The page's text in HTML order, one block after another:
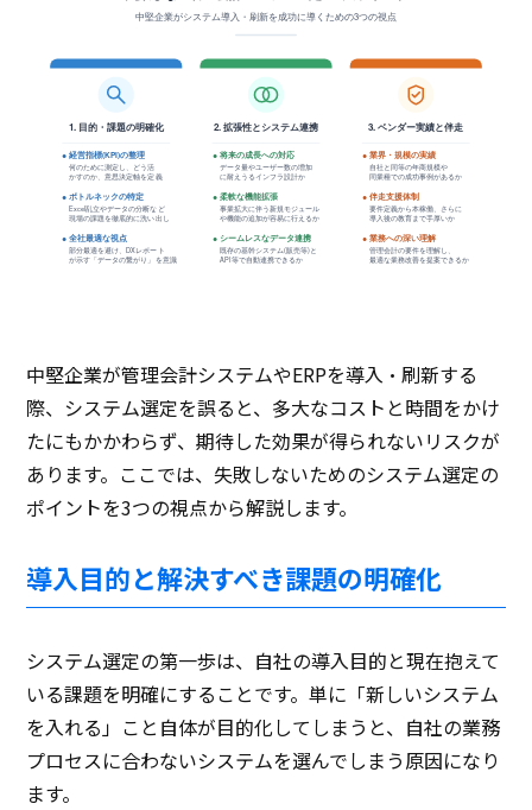
中堅企業がシステム導入・刷新を成功に導くための3つの視点
1. 目的・課題の明確化
● 経営指標(KPI)の整理
何のために測定し、どう活
かすのか、意思決定軸を定義
● ボトルネックの特定
Excel乱立やデータの分断など
現場の課題を徹底的に洗い出し
● 全社最適な視点
部分最適を避け、DXレポート
が示す「データの繋がり」を意識
2. 拡張性とシステム連携
● 将来の成長への対応
データ量やユーザー数の増加
に耐えうるインフラ設計か
● 柔軟な機能拡張
事業拡大に伴う新規モジュール
や機能の追加が容易に行えるか
● シームレスなデータ連携
既存の基幹システム(販売等)と
API等で自動連携できるか
3. ベンダー実績と伴走
● 業界・規模の実績
自社と同等の年商規模や
同業種での成功事例があるか
● 伴走支援体制
要件定義から本稼働、さらに
導入後の教育まで手厚いか
● 業務への深い理解
管理会計の要件を理解し、
最適な業務改善を提案できるか
中堅企業が管理会計システムやERPを導入・刷新する
際、システム選定を誤ると、多大なコストと時間をかけ
たにもかかわらず、期待した効果が得られないリスクが
あります。ここでは、失敗しないためのシステム選定の
ポイントを3つの視点から解説します。
導入目的と解決すべき課題の明確化
システム選定の第一歩は、自社の導入目的と現在抱えて
いる課題を明確にすることです。単に「新しいシステム
を入れる」こと自体が目的化してしまうと、自社の業務
プロセスに合わないシステムを選んでしまう原因になり
ます。